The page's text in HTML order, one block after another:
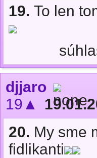
19. To len
djjaro
19▲
20. My sme
fidlikanti